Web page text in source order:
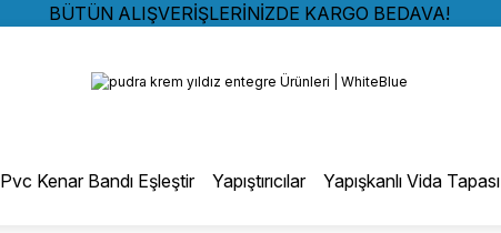
BÜTÜN ALIŞVERİŞLERİNİZDE KARGO BEDAVA!
KREDİ KARTINA 6 TAKSİT SEÇENEĞİ
BÜTÜN ALIŞVERİŞLERİNİZDE KARGO BEDAVA!
Pvc Kenar Bandı Eşleştir Yapıştırıcılar Yapışkanlı Vida Tapası